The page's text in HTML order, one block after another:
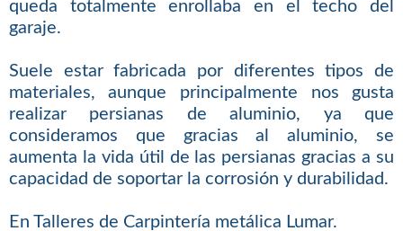
queda totalmente enrollaba en el techo del
garaje.
Suele estar fabricada por diferentes tipos de
materiales, aunque principalmente nos gusta
realizar persianas de aluminio, ya que
consideramos que gracias al aluminio, se
aumenta la vida útil de las persianas gracias a su
capacidad de soportar la corrosión y durabilidad.
En Talleres de Carpintería metálica Lumar.